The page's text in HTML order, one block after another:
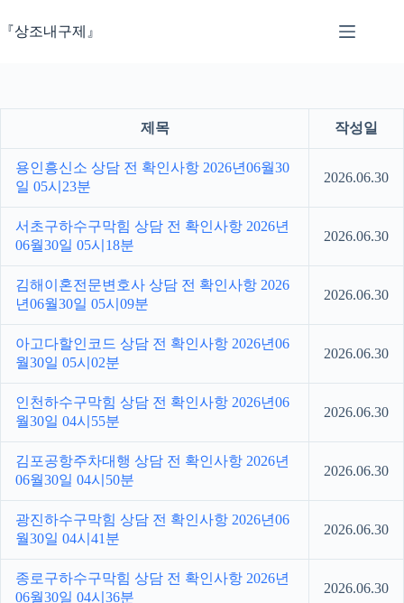
문『상조내구제』
제목 작성일
용인흥신소 상담 전 확인사항 2026년06월30
일 05시23분
2026.06.30
서초구하수구막힘 상담 전 확인사항 2026년
06월30일 05시18분
2026.06.30
김해이혼전문변호사 상담 전 확인사항 2026
년06월30일 05시09분
2026.06.30
아고다할인코드 상담 전 확인사항 2026년06
월30일 05시02분
2026.06.30
인천하수구막힘 상담 전 확인사항 2026년06
월30일 04시55분
2026.06.30
김포공항주차대행 상담 전 확인사항 2026년
06월30일 04시50분
2026.06.30
광진하수구막힘 상담 전 확인사항 2026년06
월30일 04시41분
2026.06.30
종로구하수구막힘 상담 전 확인사항 2026년
06월30일 04시36분
2026.06.30